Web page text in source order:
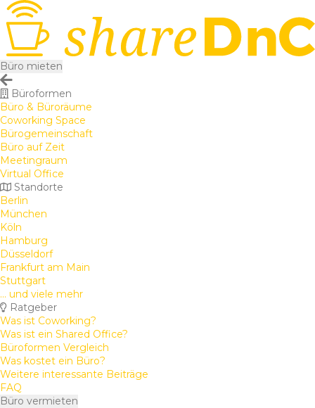
Büro mieten
Büroformen
Büro & Büroräume
Coworking Space
Bürogemeinschaft
Büro auf Zeit
Meetingraum
Virtual Office
Standorte
Berlin
München
Köln
Hamburg
Düsseldorf
Frankfurt am Main
Stuttgart
... und viele mehr
Ratgeber
Was ist Coworking?
Was ist ein Shared Office?
Büroformen Vergleich
Was kostet ein Büro?
Weitere interessante Beiträge
FAQ
Büro vermieten